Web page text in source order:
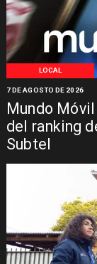
LOCAL
Mundo
del ranking
Subtel
7 DE AGOSTO DE 2026